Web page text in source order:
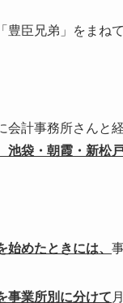
臣兄弟」をまね
計事務所さんと
袋・朝霞・新松
めたときには、
事業所別に分けて